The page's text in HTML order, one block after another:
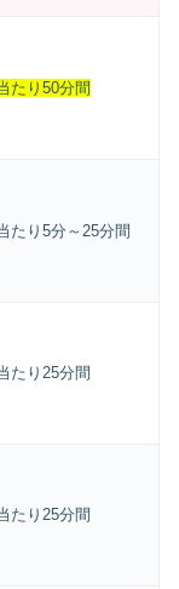
たり50分間
たり5分～25分間
たり25分間
たり25分間